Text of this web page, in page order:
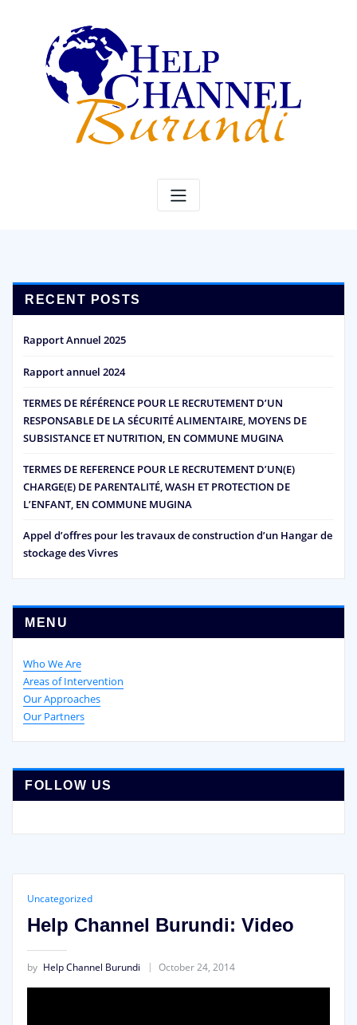
RECENT POSTS
Rapport Annuel 2025
Rapport annuel 2024
TERMES DE RÉFÉRENCE POUR LE RECRUTEMENT D’UN
RESPONSABLE DE LA SÉCURITÉ ALIMENTAIRE, MOYENS DE
SUBSISTANCE ET NUTRITION, EN COMMUNE MUGINA
TERMES DE REFERENCE POUR LE RECRUTEMENT D’UN(E)
CHARGE(E) DE PARENTALITÉ, WASH ET PROTECTION DE
L’ENFANT, EN COMMUNE MUGINA
Appel d’offres pour les travaux de construction d’un Hangar de
stockage des Vivres
MENU
Who We Are
Areas of Intervention
Our Approaches
Our Partners
FOLLOW US
Uncategorized
Help Channel Burundi: Video
by Help Channel Burundi October 24, 2014